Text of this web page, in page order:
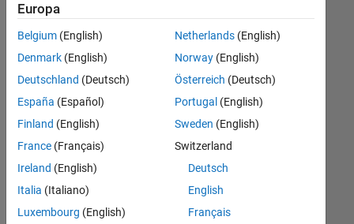
Ihren
Suchkriterien
entsprechen.
können
die
Suchkriterien
weiter
fassen
oder
alle
Stellenangebote
anzeigen .
Europa
Belgium (English)
Denmark (English)
Deutschland (Deutsch)
España (Español)
Finland (English)
France (Français)
Ireland (English)
Italia (Italiano)
Luxembourg (English)
Netherlands(English)
Norway(English)
Österreich (Deutsch)
Portugal (English)
Sweden (English)
Switzerland
Deutsch
English
Français